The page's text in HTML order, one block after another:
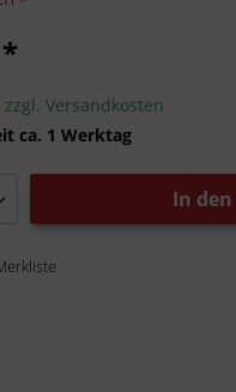
zzgl. Versandkosten
ca. 1 Werktag
In den